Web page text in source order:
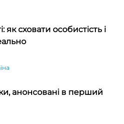
як сховати особистість і
анонсовані в перший